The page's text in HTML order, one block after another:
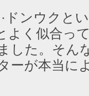
ドンウクと
よく似合っ
した。そん
ーが本当に